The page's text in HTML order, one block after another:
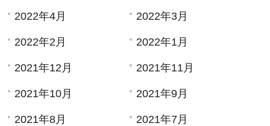
2022年4月 2022年3月
2022年2月 2022年1月
2021年12月 2021年11月
2021年10月 2021年9月
2021年8月 2021年7月